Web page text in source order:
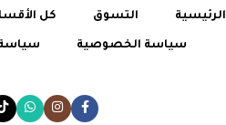
الرئيسية
التسوق كل
سياسة الخصوصية سياسة